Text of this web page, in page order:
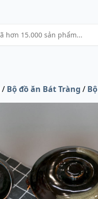
/ Bộ đồ ăn Bát Tràng /